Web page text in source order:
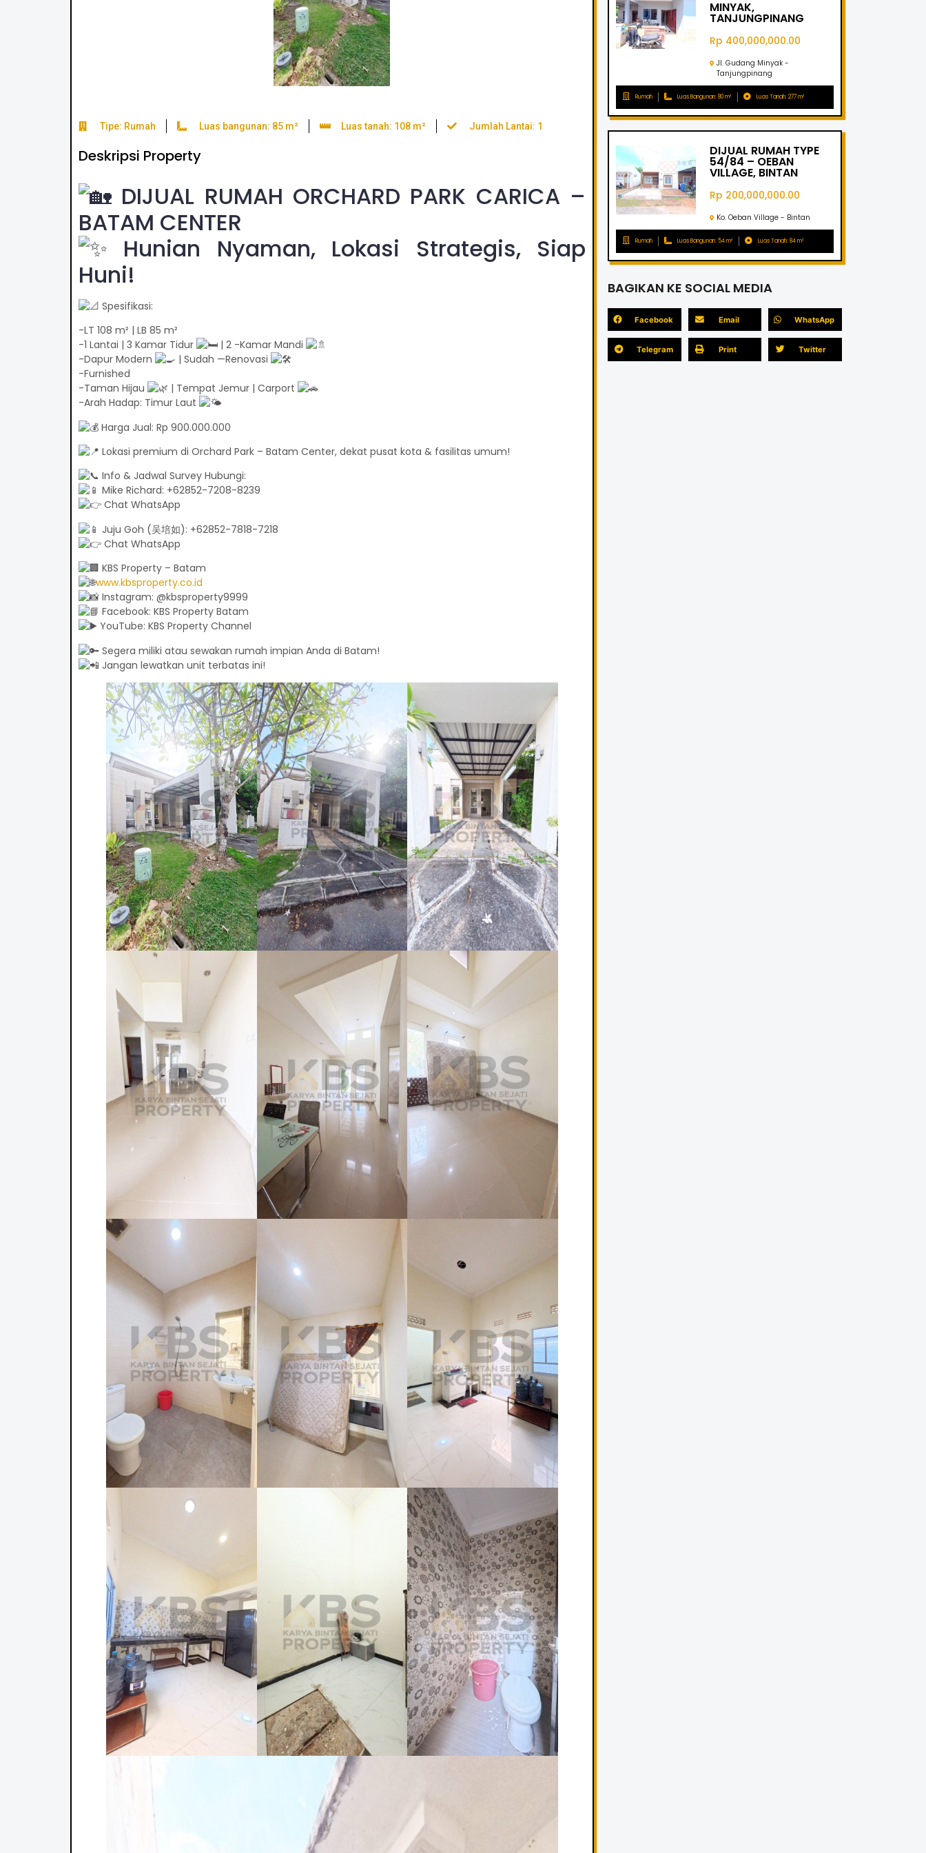
Tipe: Rumah Luas bangunan: 85 m² Luas tanah: 108 m² Jumlah Lantai: 1
Deskripsi Property
DIJUAL RUMAH ORCHARD PARK CARICA –
BATAM CENTER
Hunian Nyaman, Lokasi Strategis, Siap
Huni!
Spesifikasi:
-LT 108 m² | LB 85 m²
-1 Lantai | 3 Kamar Tidur
| 2 -Kamar Mandi
-Dapur Modern
| Sudah —Renovasi
-Furnished
-Taman Hijau
| Tempat Jemur | Carport
-Arah Hadap: Timur Laut
Harga Jual: Rp 900.000.000
Lokasi premium di Orchard Park – Batam Center, dekat pusat kota & fasilitas umum!
Info & Jadwal Survey Hubungi:
Mike Richard: +62852-7208-8239
Chat WhatsApp
Juju Goh (吴培如): +62852-7818-7218
Chat WhatsApp
KBS Property – Batam
www.kbsproperty.co.id
Instagram: @kbsproperty9999
Facebook: KBS Property Batam
YouTube: KBS Property Channel
Segera miliki atau sewakan rumah impian Anda di Batam!
Jangan lewatkan unit terbatas ini!
MINYAK,
TANJUNGPINANG
Rp 400,000,000.00
Jl. Gudang Minyak -
Tanjungpinang
Rumah Luas Bangunan: 80 m² Luas Tanah: 277 m²
DIJUAL RUMAH TYPE
54/84 – OEBAN
VILLAGE, BINTAN
Rp 200,000,000.00
Ko. Oeban Village - Bintan
Rumah Luas Bangunan: 54 m² Luas Tanah: 84 m²
BAGIKAN KE SOCIAL MEDIA
Facebook Email WhatsApp
Telegram Print Twitter